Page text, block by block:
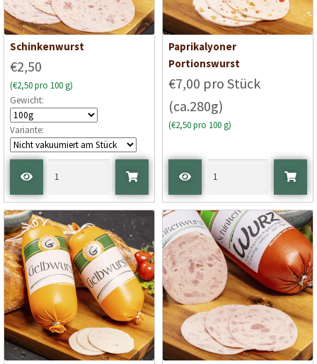
Schinkenwurst
€2,50
(€2,50 pro 100 g)
Gewicht:
Variante:
Paprikalyoner
Portionswurst
€7,00 pro Stück
(ca.280g)
(€2,50 pro 100 g)